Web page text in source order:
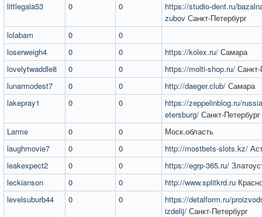
littlegala53
0 0
https://studio-dent.ru/
zubov Санкт-Петербург
lolabam
0
0
loserweigh4
0 0 https://kolex.ru/ Самара
lovelytwaddle8
0 0 https://molti-shop.ru/
lunarmodest7
0 0 http://daeger.club/ Самара
lakepray1
0 0
https://zeppelinblog.ru/
etersburg/ Санкт-Петербург
Larme
0 0
Моск.область
laughmovie7
0 0 http://mostbets-slots.kz/
leakexpect2
0 0 https://egrp-365.ru/
leckianson
0 0 http://www.splitkrd.ru
levelsuburb44
0 0
https://detalform.ru/
izdelij/ Санкт-Петербург